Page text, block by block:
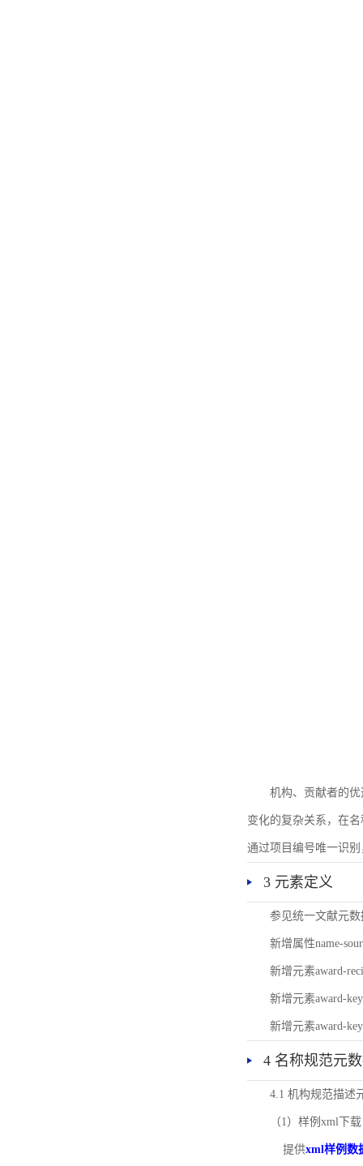
机构、贡献者的
变化的复杂关系，在
通过项目编号唯一识
3 元素定义
参见统一文献元
新增属性name-
新增元素award-
新增元素award-
新增元素award-
4 名称规范元
4.1 机构规范描述
（1）样例xml下载
提供xml样例数